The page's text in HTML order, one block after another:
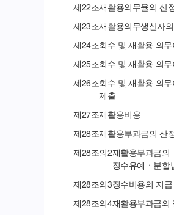
제22조재활용의무율의 산
제23조재활용의무생산자
제24조회수 및 재활용 의
제25조회수 및 재활용 의
제26조회수 및 재활용 의
제출
제27조재활용비용
제28조재활용부과금의 산
제28조의2재활용부과금의
징수유예ㆍ분할
제28조의3징수비용의 지급
제28조의4재활용부과금의